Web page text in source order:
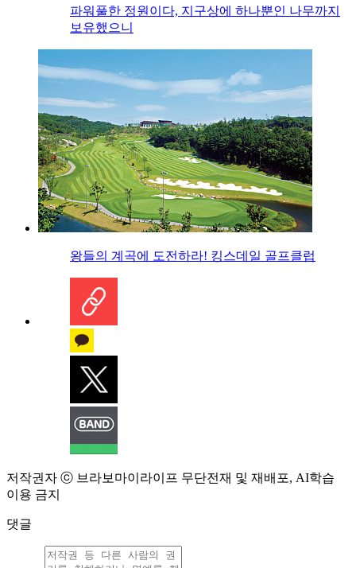
파워풀한 정원이다, 지구상에 하나뿐인 나무까지
보유했으니
왕들의 계곡에 도전하라! 킹스데일 골프클럽
저작권자 ⓒ 브라보마이라이프 무단전재 및 재배포, AI학습
이용 금지
댓글